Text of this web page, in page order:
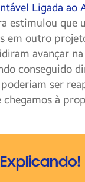
Ligada ao
estimulou que
em outro
avançar
conseguido
ser
à
Explicando!